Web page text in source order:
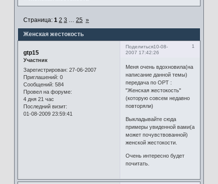
Женская жестокость
Страница: 1 2 3 … 25 »
Поделиться 1
10-08-
2007 17:42:26
gtp15
Участник
Зарегистрирован: 27-06-2007
Приглашений: 0
Сообщений: 584
Провел на форуме:
4 дня 21 час
Последний визит:
01-08-2009 23:59:41
Меня очень вдохновила(на
написание данной темы)
передача по ОРТ :
"Женская жестокость"
(которую совсем недавно
повторяли)
Выкладывайте сюда
примеры увиденной вами(а
может почувствованной)
женской жестокости.
Очень интересно будет
почитать.